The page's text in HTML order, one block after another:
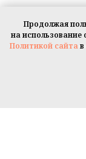
Продолжая
на использование
Политикой сайтав